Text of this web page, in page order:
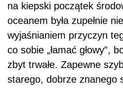
na kiepski początek
oceanem była zupełnie
wyjaśnianiem przyczyn
co sobie „łamać głowy”,
zbyt trwałe. Zapewne
starego, dobrze znanego